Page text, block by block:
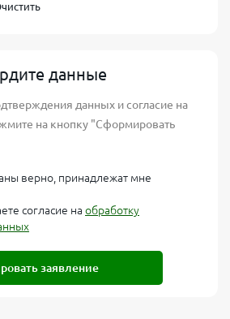
данные
данных и согласие на
на кнопку "Сформировать
верно, принадлежат мне
согласие на обработку
заявление